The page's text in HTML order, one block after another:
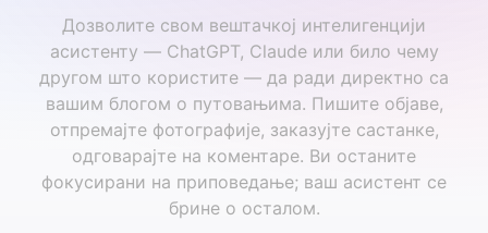
Дозволите свом вештачкој интелигенцији
асистенту — ChatGPT, Claude или било чему
другом што користите — да ради директно са
вашим блогом о путовањима. Пишите објаве,
отпремајте фотографије, заказујте састанке,
одговарајте на коментаре. Ви останите
фокусирани на приповедање; ваш асистент се
брине о осталом.